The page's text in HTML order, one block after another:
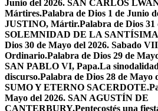
Junio del 2026. SAN CARLOS
Mártires.Palabra de Dios 1 de Junio
JUSTINO, Mártir.Palabra de Dios
SOLEMNIDAD DE LA
Dios 30 de Mayo del 2026. Sabado
Ordinario.Palabra de Dios 29 de
SAN PABLO VI, Papa.La
discurso.Palabra de Dios 28 de Mayo
SUMO Y ETERNO SACERDOTE.
Mayo del 2026. SAN AGUSTÍN DE
CANTERBURY.Pentecostés una